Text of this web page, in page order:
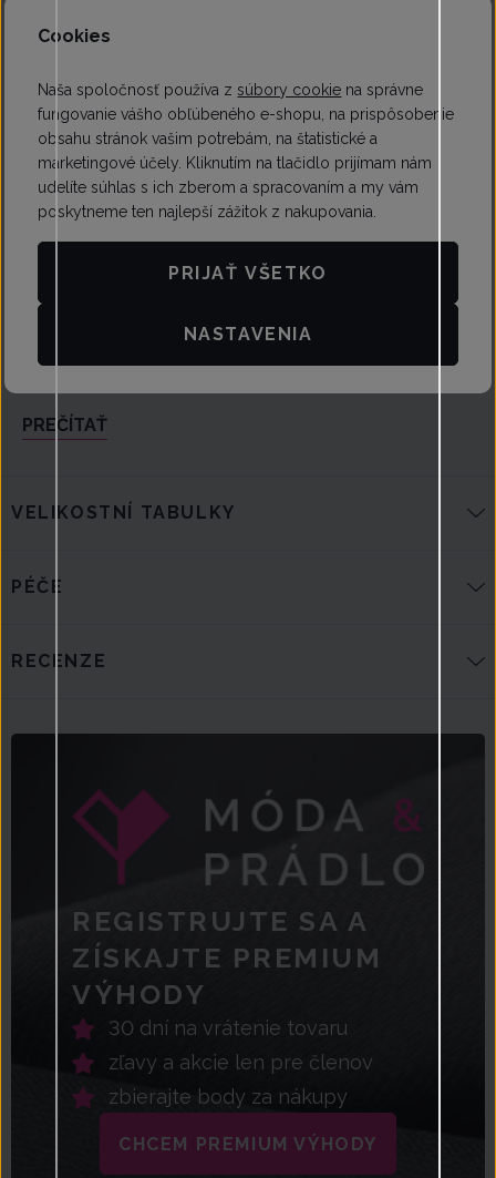
Najčastejšie chyby pri praní spodnej bielizne
Spodná bielizeň patrí k najjemnejším kúskom šatníka a
pohodlné.
PREČÍTAŤ
VELIKOSTNÍ TABULKY
PÉČE
RECENZE
REGISTRUJTE SA A
ZÍSKAJTE PREMIUM
VÝHODY
30 dní na vrátenie tovaru
zľavy a akcie len pre členov
zbierajte body za nákupy
CHCEM PREMIUM VÝHODY
Cookies
Naša spoločnosť používa zsúbory cookie na správne
fungovanie vášho obľúbeného e-shopu, na prispôsobenie
obsahu stránok vašim potrebám, na štatistické a
marketingové účely. Kliknutím na tlačidlo prijímam nám
udelíte súhlas s ich zberom a spracovaním a my vám
poskytneme ten najlepší zážitok z nakupovania.
NASTAVENIA
PRIJAŤ VŠETKO